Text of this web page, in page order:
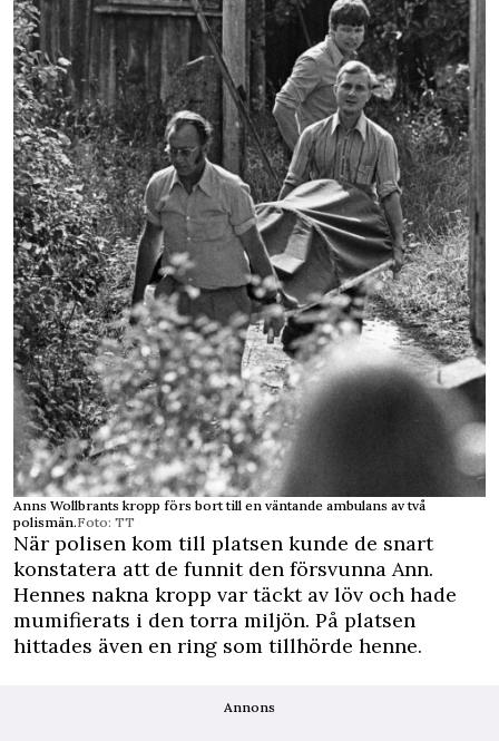
Anns Wollbrants kropp förs bort till en väntande ambulans av två
polismän.Foto: TT
När polisen kom till platsen kunde de snart
konstatera att de funnit den försvunna Ann.
Hennes nakna kropp var täckt av löv och hade
mumifierats i den torra miljön. På platsen
hittades även en ring som tillhörde henne.
Annons